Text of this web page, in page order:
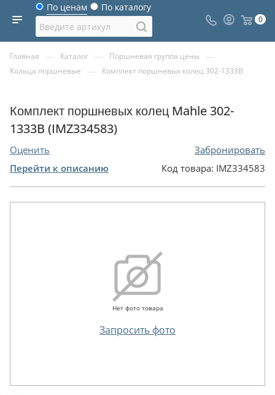
По ценам По каталогу
0
Главная — Каталог — Поршневая группа цены —
Кольца поршневые — Комплект поршневых колец 302-1333B
Комплект поршневых колец Mahle 302-
1333B (IMZ334583)
Оценить
Забронировать
Перейти к описанию
Код товара: IMZ334583
Нет фото товара
Запросить фото